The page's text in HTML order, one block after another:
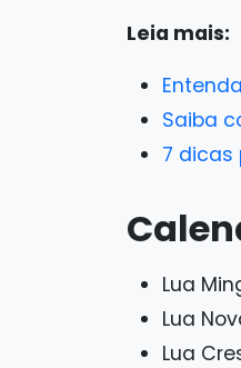
Leia mais:
Saiba
7 dicas
Lua
Lua
Lua